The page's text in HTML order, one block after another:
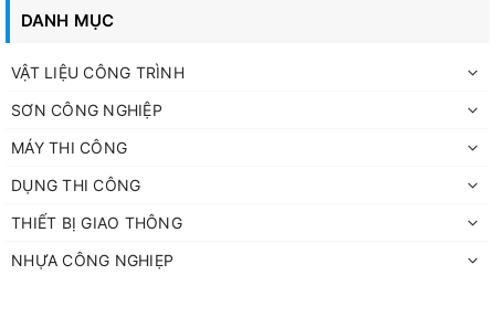
Mô tả và quy cách đóng gói
Chiều dày: 0.6mm
Dạng màng 3 lớp, mặt nhám
Đóng gói: Cuộn 60m2 (1,2m x 50m)
DANH MỤC
VẬT LIỆU CÔNG TRÌNH
SƠN CÔNG NGHIỆP
MÁY THI CÔNG
DỤNG THI CÔNG
THIẾT BỊ GIAO THÔNG
NHỰA CÔNG NGHIẸP